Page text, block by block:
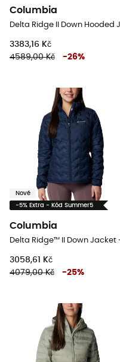
Columbia
3383,16 Kč
4589,00 Kč
-26%
Nové
-5% Extra - Kód Summer5
Columbia
3058,61 Kč
4079,00 Kč
-25%